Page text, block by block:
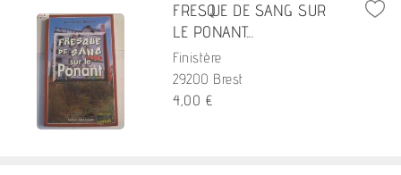
FRESQUE DE SANG SUR
LE PONANT...
Finistère
29200 Brest
4,00 €